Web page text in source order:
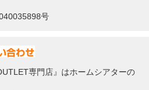
号
専門店』はホームシアターの